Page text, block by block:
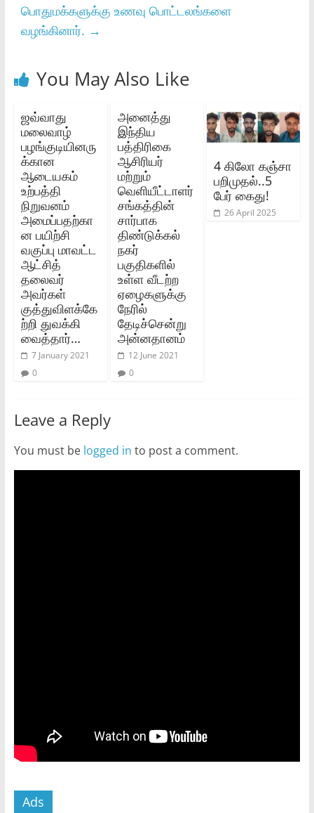
பொதுமக்களுக்கு உணவு பொட்டலங்களை
வழங்கினார்‌. →
You May Also Like
ஜவ்வாது
மலைவாழ்
பழங்குடியினரு
க்கான
ஆடையகம்
உற்பத்தி
நிறுவனம்
அமைப்பதற்கா
ன பயிற்சி
வகுப்பு மாவட்ட
ஆட்சித்
தலைவர்
அவர்கள்
குத்துவிளக்கே
ற்றி துவக்கி
வைத்தார்…
7 January 2021
0
அனைத்து
இந்திய
பத்திரிகை
ஆசிரியர்
மற்றும்
வெளியீட்டாளர்
சங்கத்தின்
சார்பாக
திண்டுக்கல்
நகர்
பகுதிகளில்
உள்ள வீடற்ற
ஏழைகளுக்கு
நேரில்
தேடிச்சென்று
அன்னதானம்
12 June 2021
0
4 கிலோ கஞ்சா
பறிமுதல்..5
பேர் கைது!
26 April 2025
Leave a Reply
You must be logged in to post a comment.
Ads